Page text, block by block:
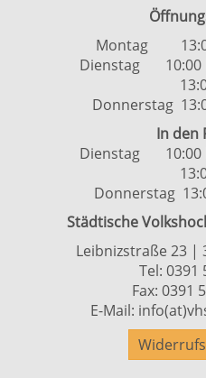
Montag
Dienstag 10:00
13:00 bis
Donnerstag
In den
Dienstag 10:00
13:00 bis
Donnerstag
Städtische
Leibnizstraße 23 |
Tel: 0391
Fax: 0391
E-Mail: